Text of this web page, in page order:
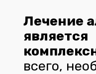
Лечение
является
всего,